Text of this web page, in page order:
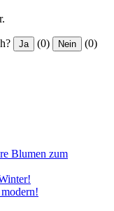
Ja (0) Nein (0)
Blumen zum